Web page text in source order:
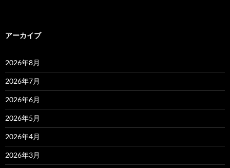
アーカイブ
2026年8月
2026年7月
2026年6月
2026年5月
2026年4月
2026年3月